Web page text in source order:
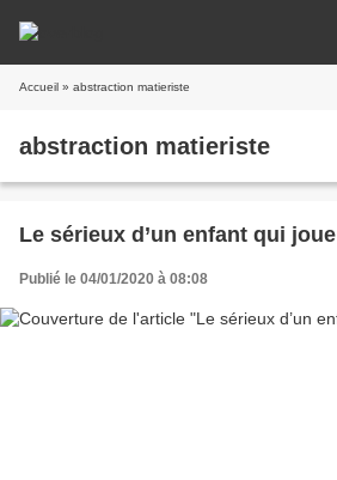
Accueil » abstraction matieriste
abstraction matieriste
Le sérieux d’un enfant qui joue
Publié le 04/01/2020 à 08:08